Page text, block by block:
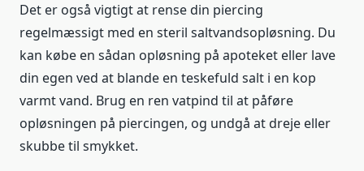
Det er også vigtigt at rense din piercing
regelmæssigt med en steril saltvandsopløsning. Du
kan købe en sådan opløsning på apoteket eller lave
din egen ved at blande en teskefuld salt i en kop
varmt vand. Brug en ren vatpind til at påføre
opløsningen på piercingen, og undgå at dreje eller
skubbe til smykket.